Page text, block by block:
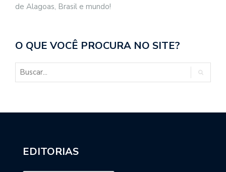
de Alagoas, Brasil e mundo!
O QUE VOCÊ PROCURA NO SITE?
EDITORIAS